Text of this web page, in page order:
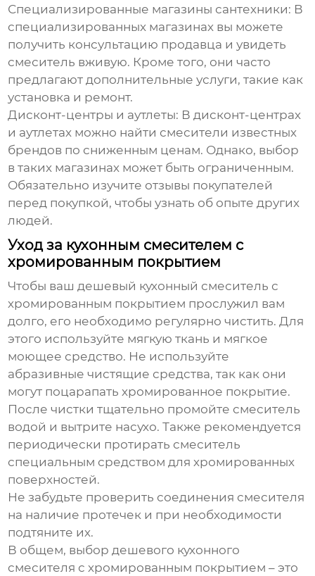
Специализированные магазины сантехники: В
специализированных магазинах вы можете
получить консультацию продавца и увидеть
смеситель вживую. Кроме того, они часто
предлагают дополнительные услуги, такие как
установка и ремонт.
Дисконт-центры и аутлеты: В дисконт-центрах
и аутлетах можно найти смесители известных
брендов по сниженным ценам. Однако, выбор
в таких магазинах может быть ограниченным.
Обязательно изучите отзывы покупателей
перед покупкой, чтобы узнать об опыте других
людей.
Уход за кухонным смесителем с
хромированным покрытием
Чтобы вашдешевый кухонный смеситель с
хромированным покрытием прослужил вам
долго, его необходимо регулярно чистить. Для
этого используйте мягкую ткань и мягкое
моющее средство. Не используйте
абразивные чистящие средства, так как они
могут поцарапать хромированное покрытие.
После чистки тщательно промойте смеситель
водой и вытрите насухо. Также рекомендуется
периодически протирать смеситель
специальным средством для хромированных
поверхностей.
Не забудьте проверить соединения смесителя
на наличие протечек и при необходимости
подтяните их.
В общем, выбордешевого кухонного
смесителя с хромированным покрытием – это